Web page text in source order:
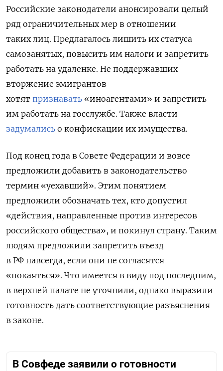
Российские законодатели анонсировали целый
ряд ограничительных мер в отношении
таких лиц. Предлагалось лишить их статуса
самозанятых, повысить им налоги и запретить
работать на удаленке. Не поддержавших
вторжение эмигрантов
хотят признавать «иноагентами» и запретить
им работать на госслужбе. Также власти
задумались о конфискации их имущества.
Под конец года в Совете Федерации и вовсе
предложили добавить в законодательство
термин «уехавший». Этим понятием
предложили обозначать тех, кто допустил
«действия, направленные против интересов
российского общества», и покинул страну. Таким
людям предложили запретить въезд
в РФ навсегда, если они не согласятся
«покаяться». Что имеется в виду под последним,
в верхней палате не уточнили, однако выразили
готовность дать соответствующие разъяснения
в законе.
В Совфеде заявили о готовности